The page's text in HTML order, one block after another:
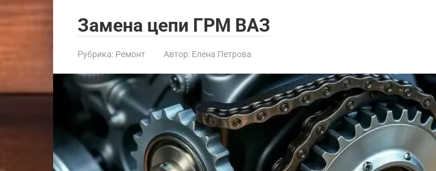
Замена цепи ГРМ ВАЗ
Рубрика: Ремонт Автор: Елена Петрова